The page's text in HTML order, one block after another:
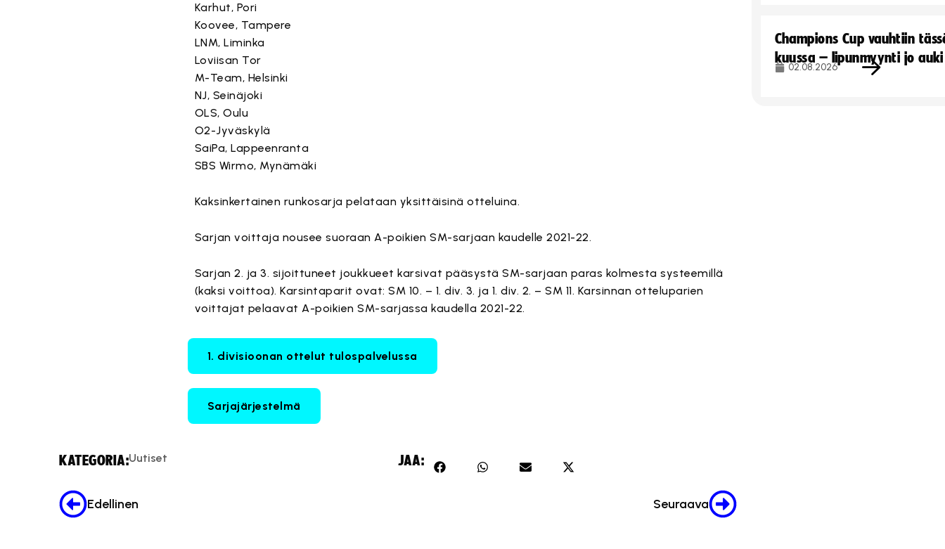
Karhut, Pori
Koovee, Tampere
LNM, Liminka
Loviisan Tor
M-Team, Helsinki
NJ, Seinäjoki
OLS, Oulu
O2-Jyväskylä
SaiPa, Lappeenranta
SBS Wirmo, Mynämäki
Kaksinkertainen runkosarja pelataan yksittäisinä otteluina.
Sarjan voittaja nousee suoraan A-poikien SM-sarjaan kaudelle 2021-22.
Sarjan 2. ja 3. sijoittuneet joukkueet karsivat pääsystä SM-sarjaan paras kolmesta systeemillä
(kaksi voittoa). Karsintaparit ovat: SM 10. – 1. div. 3. ja 1. div. 2. – SM 11. Karsinnan otteluparien
voittajat pelaavat A-poikien SM-sarjassa kaudella 2021-22.
1. divisioonan ottelut tulospalvelussa
Sarjajärjestelmä
KATEGORIA:Uutiset JAA:
Edellinen Seuraava
Champions Cup vauhtiin
kuussa – lipunmyynti jo auki
02.08.2026